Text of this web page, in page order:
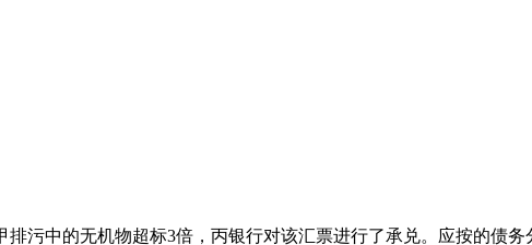
中的无机物超标3倍，丙银行对该汇票进行了承兑。应按的债务